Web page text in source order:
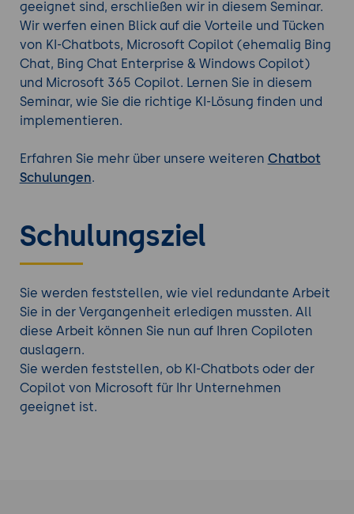
geeignet sind, erschließen wir in diesem Seminar.
Wir werfen einen Blick auf die Vorteile und Tücken
von KI-Chatbots, Microsoft Copilot (ehemalig Bing
Chat, Bing Chat Enterprise & Windows Copilot)
und Microsoft 365 Copilot. Lernen Sie in diesem
Seminar, wie Sie die richtige KI-Lösung finden und
implementieren.
Erfahren Sie mehr über unsere weiteren Chatbot
Schulungen.
Schulungsziel
Sie werden feststellen, wie viel redundante Arbeit
Sie in der Vergangenheit erledigen mussten. All
diese Arbeit können Sie nun auf Ihren Copiloten
auslagern.
Sie werden feststellen, ob KI-Chatbots oder der
Copilot von Microsoft für Ihr Unternehmen
geeignet ist.